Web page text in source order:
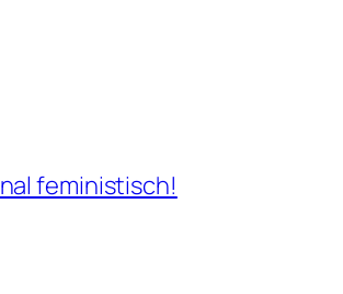
feministisch!